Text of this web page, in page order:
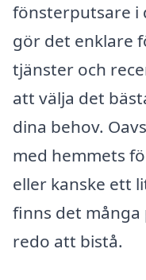
fönsterputsare i
gör det enklare
tjänster och
att välja det
dina behov.
med hemmets
eller kanske ett
finns det
redo att bistå.